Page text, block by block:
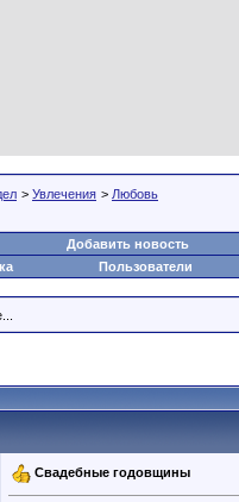
> Увлечения > Любовь
Добавить новость
Пользователи
Свадебные годовщины